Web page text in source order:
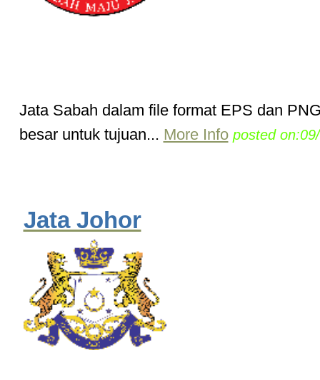
Jata Sabah dalam file format EPS dan
besar untuk tujuan... More Info posted
Jata Johor